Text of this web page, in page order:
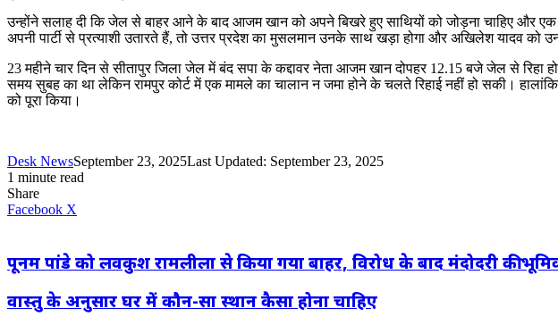
उन्होंने सलाह दी कि जेल से बाहर आने के बाद आजम खान को अपने बिखरे हुए साथियों को जोड़ना चाहिए और एक
अपनी पार्टी से प्रत्याशी उतारते हैं, तो उत्तर प्रदेश का मुसलमान उनके साथ खड़ा होगा और अखिलेश यादव को
23 महीने चार दिन से सीतापुर जिला जेल में बंद सपा के कद्दावर नेता आजम खान दोपहर 12.15 बजे जेल से रिहा
समय सुबह का था लेकिन रामपुर कोर्ट में एक मामले का चालान न जमा होने के चलते रिहाई नहीं हो सकी।
को पूरा किया।
Desk NewsSeptember 23, 2025Last Updated: September 23, 2025
1 minute read
Share
Facebook X
पूनम पांडे को लवकुश रामलीला से किया गया बाहर, विरोध के बाद मंदोदरी की
वास्तु के अनुसार घर में कौन-सा स्थान कैसा होना चाहिए